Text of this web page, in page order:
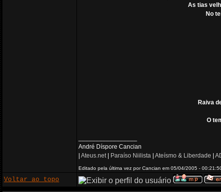
As tias
No
Raiva
O
André Díspore Cancian
Ateus.net| Paraíso Niilista Ateísmo & Liberdade
Editado pela última vez por Cancian em 05/04/2005 -
Voltar ao topo